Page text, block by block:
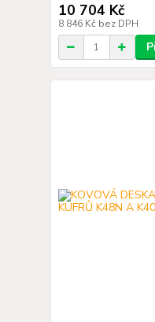
10 704 Kč
8 846 Kč bez DPH